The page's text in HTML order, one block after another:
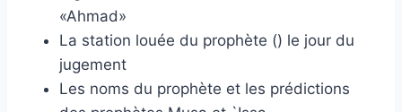
«Ahmad»
La station louée du prophète () le jour du
jugement
Les noms du prophète et les prédictions